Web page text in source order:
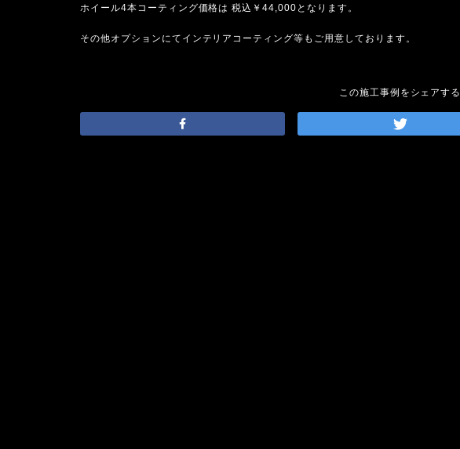
ホイール4本コーティング価格は 税込￥44,000となります。
その他オプションにてインテリアコーティング等もご用意しております。
この施工事例をシェアする